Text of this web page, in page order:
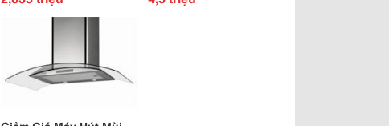
Tân Bình-Tphcm
314 Kim Ngưu,Hn